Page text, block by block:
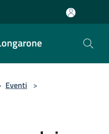
Eventi >